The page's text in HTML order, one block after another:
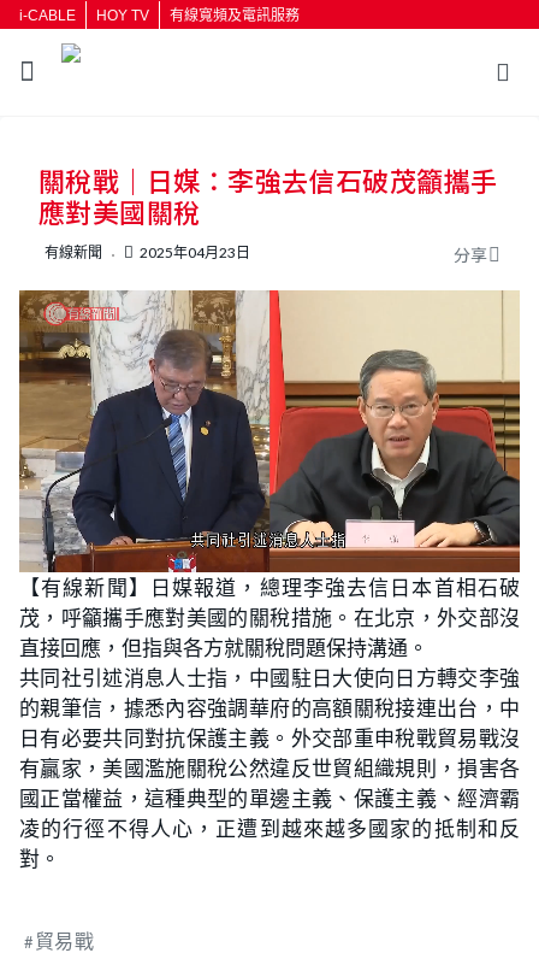
i-CABLE HOY TV 有線寬頻及電訊服務
按輸入鍵開始搜尋
關稅戰｜日媒：李強去信石破茂籲攜手
應對美國關稅
有線新聞 2025年04月23日 分享
n
m
u
t
e
o
a
d
e
d
:
6
1
.
2
2
%
【有線新聞】日媒報道，總理李強去信日本首相石破
茂，呼籲攜手應對美國的關稅措施。在北京，外交部沒
直接回應，但指與各方就關稅問題保持溝通。
共同社引述消息人士指，中國駐日大使向日方轉交李強
的親筆信，據悉內容強調華府的高額關稅接連出台，中
日有必要共同對抗保護主義。外交部重申稅戰貿易戰沒
有贏家，美國濫施關稅公然違反世貿組織規則，損害各
國正當權益，這種典型的單邊主義、保護主義、經濟霸
凌的行徑不得人心，正遭到越來越多國家的抵制和反
對。
貿易戰